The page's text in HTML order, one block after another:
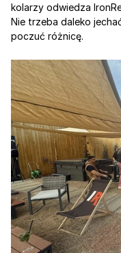
kolarzy odwiedza
Nie trzeba daleko
poczuć różnicę.